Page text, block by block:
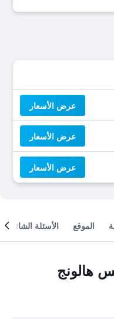
عرض الأسعار
عرض الأسعار
عرض الأسعار
الموقع الأسئلة الشائعة
هالونج